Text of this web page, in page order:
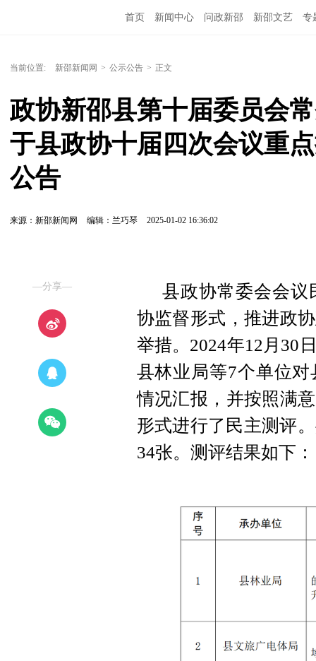
首页 新闻中心 问政新邵 新邵文艺 专
当前位置: 新邵新闻网 > 公示公告 > 正文
政协新邵县第十届委员会
于县政协十届四次会议重
公告
来源：新邵新闻网 编辑：兰巧琴 2025-01-02 16:36:02
—分享—
县政协常委会会议
协监督形式，推进政
举措。2024年12月30
县林业局等7个单位
情况汇报，并按照满
形式进行了民主测评
34张。测评结果如下：